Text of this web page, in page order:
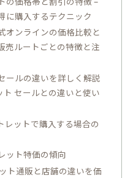
に購入するテクニック
オンラインの価格比較と
売ルートごとの特徴と注
ールの違いを詳しく解説
セールとの違いと使い
レットで購入する場合の
ット特価の傾向
ト通販と店舗の違いを価